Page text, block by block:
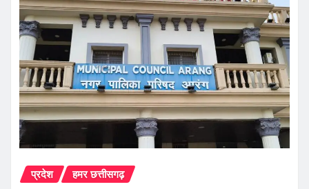
प्रदेश हमर छत्तीसगढ़